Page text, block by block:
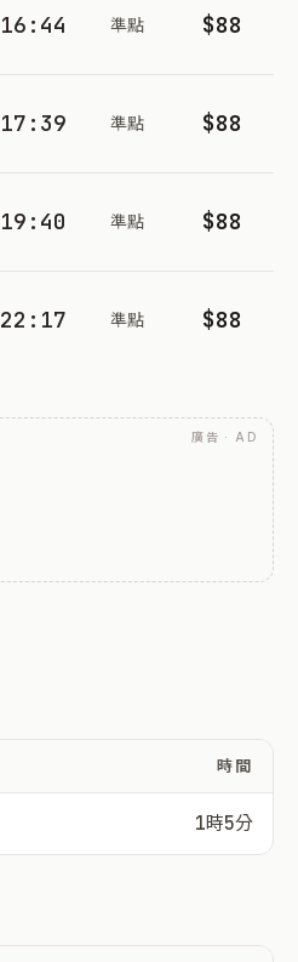
16:44 準點 $88
17:39 準點 $88
19:40 準點 $88
22:17 準點 $88
廣告 · AD
時間
1時5分